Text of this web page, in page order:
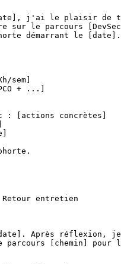
j'ai le plaisir de
sur le parcours
démarrant le [date].
sem]
+ ...]
: [actions concrètes]
entretien
Après réflexion, je
[chemin] pour